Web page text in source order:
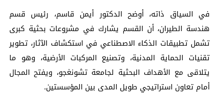
في السياق ذاته، أوضح الدكتور أيمن قاسم، رئيس قسم
هندسة الطيران، أن القسم يشارك في مشروعات بحثية كبرى
تشمل تطبيقات الذكاء الاصطناعي في استكشاف الآثار، تطوير
تقنيات الحماية المدنية، وتصنيع المركبات الأرضية، وهو ما
يتلاقى مع الأهداف البحثية لجامعة تشونغجو، ويفتح المجال
أمام تعاون استراتيجي طويل المدى بين المؤسستين.